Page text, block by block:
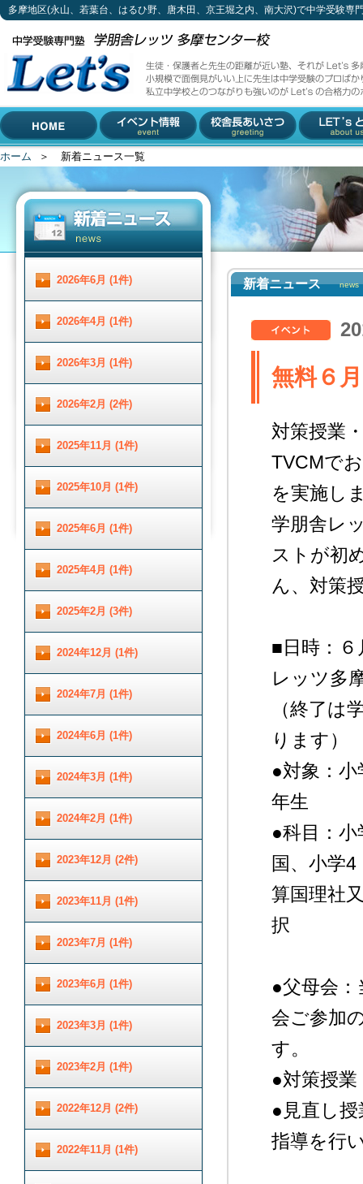
新着ニュース一覧
多摩地区(永山、若葉台、はるひ野、唐木田、京王堀之内、南大沢)で中学受験専
私立中学校とのつながりも強いのがLet'sの合格力のポイントです。
多摩地区(永山、若葉台、は
るひ野、唐木田、京王堀之
内、南大沢)で中学受験専門
塾をお探しなら
042-310-3883 (受付時間 月～土 13 : 00 ～ 19 :00)
〒206-0033 東京都多摩市落合1-5-11 小林ビル2F
ホーム ＞ 新着ニュース一覧
新着ニュース news
無料６
対策授業
TVCMで
を実施し
学朋舎レ
ストが初
ん、対策
■日時：
レッツ多
（終了は
ります）
●対象：
年生
●科目：
国、小学
算国理社
択
●父母会
会ご参加
す。
●対策授
●見直し
指導を行
2026年6月 (1件)
2026年4月 (1件)
2026年3月 (1件)
2026年2月 (2件)
2025年11月 (1件)
2025年10月 (1件)
2025年6月 (1件)
2025年4月 (1件)
2025年2月 (3件)
2024年12月 (1件)
2024年7月 (1件)
2024年6月 (1件)
2024年3月 (1件)
2024年2月 (1件)
2023年12月 (2件)
2023年11月 (1件)
2023年7月 (1件)
2023年6月 (1件)
2023年3月 (1件)
2023年2月 (1件)
2022年12月 (2件)
2022年11月 (1件)
HOME イベント情報